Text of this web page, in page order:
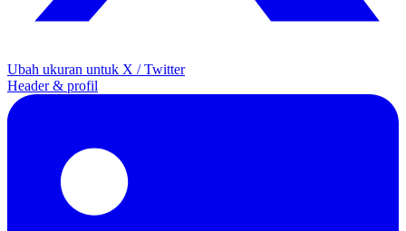
Ubah ukuran untuk X / Twitter
Header & profil